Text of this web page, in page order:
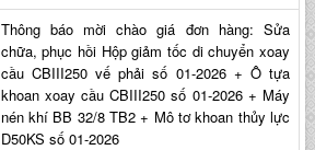
Thông báo mời chào giá đơn hàng: Sửa
chữa, phục hồi Hộp giảm tốc di chuyển xoay
cầu CBIII250 vế phải số 01-2026 + Ô tựa
khoan xoay cầu CBIII250 số 01-2026 + Máy
nén khí BB 32/8 TB2 + Mô tơ khoan thủy lực
D50KS số 01-2026